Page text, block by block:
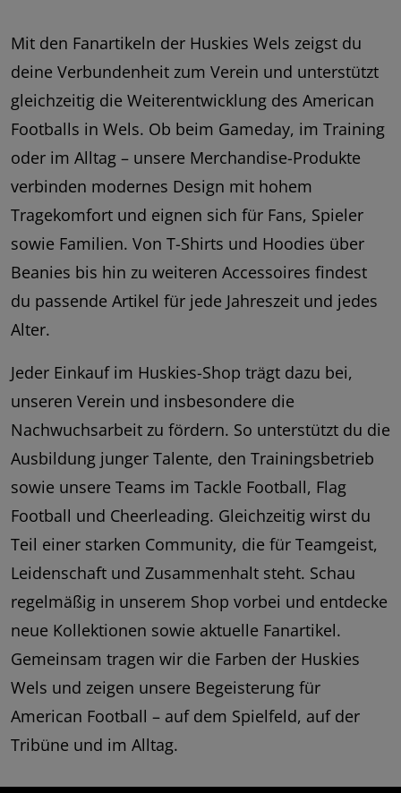
Mit den Fanartikeln der Huskies Wels zeigst du
deine Verbundenheit zum Verein und unterstützt
gleichzeitig die Weiterentwicklung des American
Footballs in Wels. Ob beim Gameday, im Training
oder im Alltag – unsere Merchandise-Produkte
verbinden modernes Design mit hohem
Tragekomfort und eignen sich für Fans, Spieler
sowie Familien. Von T-Shirts und Hoodies über
Beanies bis hin zu weiteren Accessoires findest
du passende Artikel für jede Jahreszeit und jedes
Alter.
Jeder Einkauf im Huskies-Shop trägt dazu bei,
unseren Verein und insbesondere die
Nachwuchsarbeit zu fördern. So unterstützt du die
Ausbildung junger Talente, den Trainingsbetrieb
sowie unsere Teams im Tackle Football, Flag
Football und Cheerleading. Gleichzeitig wirst du
Teil einer starken Community, die für Teamgeist,
Leidenschaft und Zusammenhalt steht. Schau
regelmäßig in unserem Shop vorbei und entdecke
neue Kollektionen sowie aktuelle Fanartikel.
Gemeinsam tragen wir die Farben der Huskies
Wels und zeigen unsere Begeisterung für
American Football – auf dem Spielfeld, auf der
Tribüne und im Alltag.